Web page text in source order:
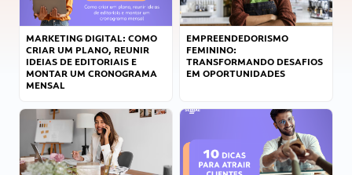
MARKETING DIGITAL: COMO
CRIAR UM PLANO, REUNIR
IDEIAS DE EDITORIAIS E
MONTAR UM CRONOGRAMA
MENSAL
EMPREENDEDORISMO
FEMININO:
TRANSFORMANDO DESAFIOS
EM OPORTUNIDADES